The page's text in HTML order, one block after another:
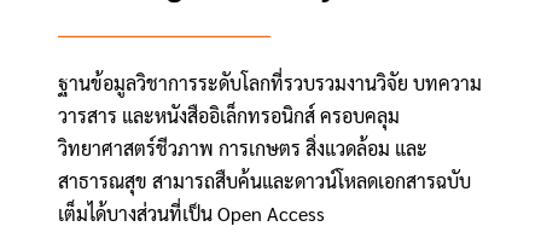
ฐานข้อมูลวิชาการระดับโลกที่รวบรวมงานวิจัย บทความ
วารสาร และหนังสืออิเล็กทรอนิกส์ ครอบคลุม
วิทยาศาสตร์ชีวภาพ การเกษตร สิ่งแวดล้อม และ
สาธารณสุข สามารถสืบค้นและดาวน์โหลดเอกสารฉบับ
เต็มได้บางส่วนที่เป็น Open Access